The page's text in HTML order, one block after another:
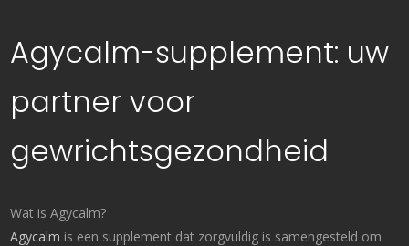
Agycalm-supplement: uw
partner voor
gewrichtsgezondheid
Wat is Agycalm?
Agycalm is een supplement dat zorgvuldig is samengesteld om